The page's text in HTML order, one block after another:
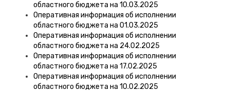
областного бюджета на 10.03.2025
Оперативная информация об исполнении
областного бюджета на 01.03.2025
Оперативная информация об исполнении
областного бюджета на 24.02.2025
Оперативная информация об исполнении
областного бюджета на 17.02.2025
Оперативная информация об исполнении
областного бюджета на 10.02.2025